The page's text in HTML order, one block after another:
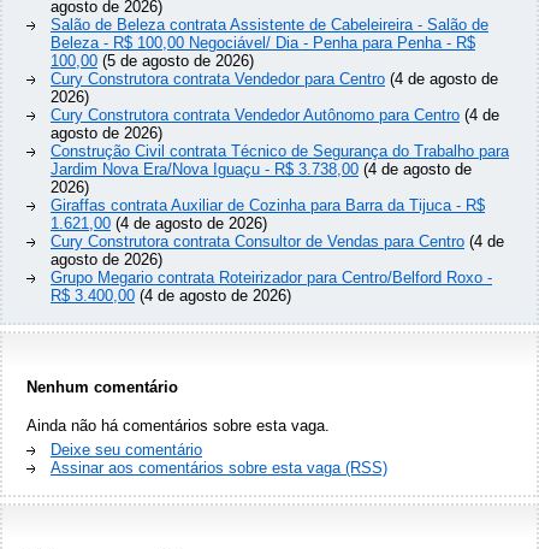
agosto de 2026)
Salão de Beleza contrata Assistente de Cabeleireira - Salão de
Beleza - R$ 100,00 Negociável/ Dia - Penha para Penha - R$
100,00 (5 de agosto de 2026)
Cury Construtora contrata Vendedor para Centro (4 de agosto de
2026)
Cury Construtora contrata Vendedor Autônomo para Centro (4 de
agosto de 2026)
Construção Civil contrata Técnico de Segurança do Trabalho para
Jardim Nova Era/Nova Iguaçu - R$ 3.738,00 (4 de agosto de
2026)
Giraffas contrata Auxiliar de Cozinha para Barra da Tijuca - R$
1.621,00 (4 de agosto de 2026)
Cury Construtora contrata Consultor de Vendas para Centro (4 de
agosto de 2026)
Grupo Megario contrata Roteirizador para Centro/Belford Roxo -
R$ 3.400,00 (4 de agosto de 2026)
Nenhum comentário
Ainda não há comentários sobre esta vaga.
Deixe seu comentário
Assinar aos comentários sobre esta vaga (RSS)